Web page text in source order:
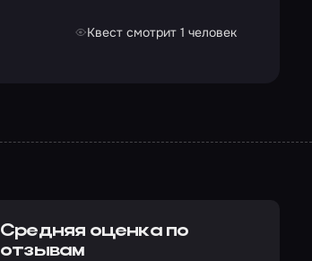
Квест смотрит 1 человек
Средняя оценка по
отзывам